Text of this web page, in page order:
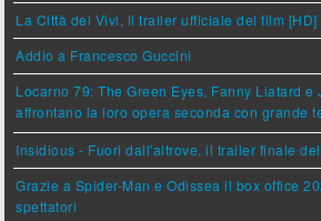
La Città dei Vivi, il trailer ufficiale del film [HD]
Addio a Francesco Guccini
Locarno 79: The Green Eyes, Fanny Liatard e
affrontano la loro opera seconda con grande
Insidious - Fuori dall'altrove, il trailer finale
Grazie a Spider-Man e Odissea il box office
spettatori